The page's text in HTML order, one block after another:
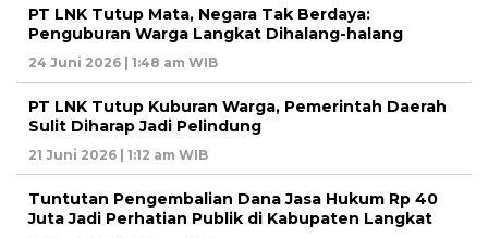
PT LNK Tutup Mata, Negara Tak Berdaya:
Penguburan Warga Langkat Dihalang-halang
24 Juni 2026 | 1:48 am WIB
PT LNK Tutup Kuburan Warga, Pemerintah Daerah
Sulit Diharap Jadi Pelindung
21 Juni 2026 | 1:12 am WIB
Tuntutan Pengembalian Dana Jasa Hukum Rp 40
Juta Jadi Perhatian Publik di Kabupaten Langkat